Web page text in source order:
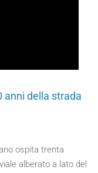
anni della strada
ospita trenta
alberato a lato del